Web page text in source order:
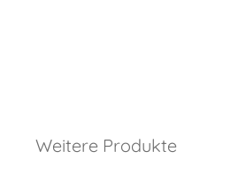
Weitere Produkte